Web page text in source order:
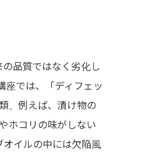
品質ではなく劣化し
座では、「ディフェッ
、例えば、漬け物の
コリの味がしない
イルの中には欠陥風